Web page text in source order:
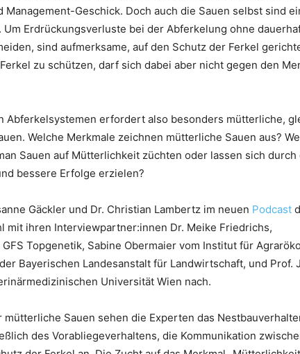
Geschick. Doch auch die Sauen selbst sind
Erdrückungsverluste bei der Abferkelung ohne
sind aufmerksame, auf den Schutz der Ferkel
zu schützen, darf sich dabei aber nicht gegen den
Abferkelsystemen erfordert also besonders mütterliche,
Welche Merkmale zeichnen mütterliche Sauen aus?
Sauen auf Mütterlichkeit züchten oder lassen sich durch
bessere Erfolge erzielen?
Gäckler und Dr. Christian Lambertz im neuen Podcast
mit ihren Interviewpartner:innen Dr. Meike Friedrichs,
Topgenetik, Sabine Obermaier vom Institut für
Bayerischen Landesanstalt für Landwirtschaft, und Prof.
Universität Wien nach.
Sauen sehen die Experten das
des Vorabliegeverhaltens, die Kommunikation